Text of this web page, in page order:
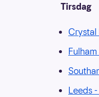
Tirsdag
Leeds